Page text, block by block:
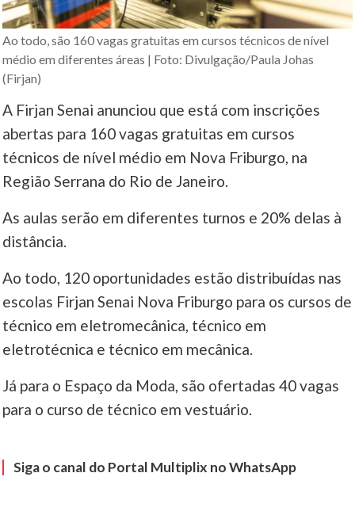
Ao todo, são 160 vagas gratuitas em cursos técnicos de nível
médio em diferentes áreas | Foto: Divulgação/Paula Johas
(Firjan)
A Firjan Senai anunciou que está com inscrições
abertas para 160 vagas gratuitas em cursos
técnicos de nível médio em Nova Friburgo, na
Região Serrana do Rio de Janeiro.
As aulas serão em diferentes turnos e 20% delas à
distância.
Ao todo, 120 oportunidades estão distribuídas nas
escolas Firjan Senai Nova Friburgo para os cursos de
técnico em eletromecânica, técnico em
eletrotécnica e técnico em mecânica.
Já para o Espaço da Moda, são ofertadas 40 vagas
para o curso de técnico em vestuário.
Siga o canal do Portal Multiplix no WhatsApp